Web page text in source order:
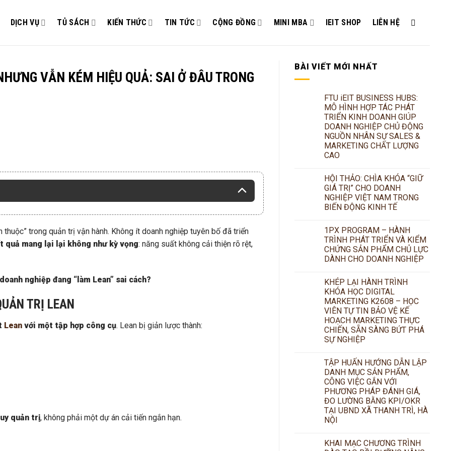
DỊCH VỤ TỦ SÁCH KIẾN THỨC TIN TỨC CỘNG ĐỒNG MINI MBA IEIT SHOP LIÊN HỆ
VẪN KÉM HIỆU QUẢ: SAI Ở ĐÂU TRONG
thuộc” trong quản trị vận hành. Không ít doanh nghiệp tuyên bố đã triển
quả mang lại lại không như kỳ vọng: năng suất không cải thiện rõ rệt,
nghiệp đang “làm Lean” sai cách?
TRỊ LEAN
Lean với một tập hợp công cụ. Lean bị giản lược thành:
quản trị, không phải một dự án cải tiến ngắn hạn.
BÀI VIẾT MỚI NHẤT
FTU iEIT BUSINESS HUBS:
MÔ HÌNH HỢP TÁC PHÁT
TRIỂN KINH DOANH GIÚP
DOANH NGHIỆP CHỦ ĐỘNG
NGUỒN NHÂN SỰ SALES &
MARKETING CHẤT LƯỢNG
CAO
HỘI THẢO: CHÌA KHÓA “GIỮ
GIÁ TRỊ” CHO DOANH
NGHIỆP VIỆT NAM TRONG
BIẾN ĐỘNG KINH TẾ
1PX PROGRAM – HÀNH
TRÌNH PHÁT TRIỂN VÀ KIỂM
CHỨNG SẢN PHẨM CHỦ LỰC
DÀNH CHO DOANH NGHIỆP
KHÉP LẠI HÀNH TRÌNH
KHÓA HỌC DIGITAL
MARKETING K2608 – HỌC
VIÊN TỰ TIN BẢO VỆ KẾ
HOẠCH MARKETING THỰC
CHIẾN, SẴN SÀNG BỨT PHÁ
SỰ NGHIỆP
TẬP HUẤN HƯỚNG DẪN LẬP
DANH MỤC SẢN PHẨM,
CÔNG VIỆC GẮN VỚI
PHƯƠNG PHÁP ĐÁNH GIÁ,
ĐO LƯỜNG BẰNG KPI/OKR
TẠI UBND XÃ THANH TRÌ, HÀ
NỘI
KHAI MẠC CHƯƠNG TRÌNH